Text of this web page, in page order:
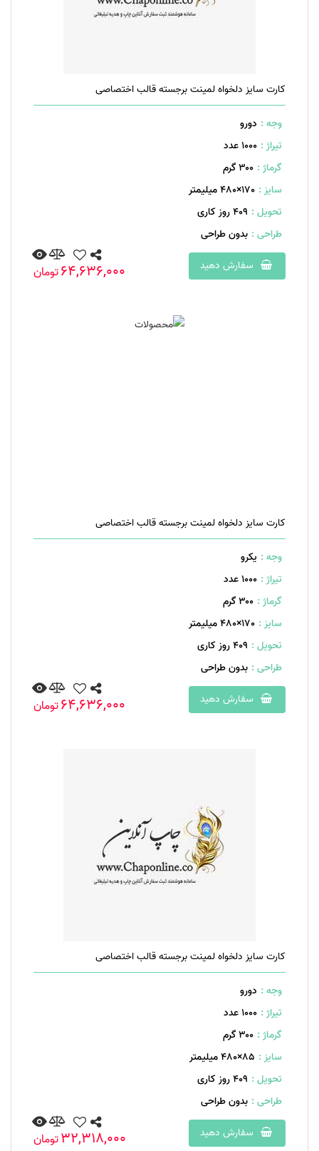
کارت سایز دلخواه لمینت برجسته قالب اختصاصی
وجه : دورو
تیراژ : 1000 عدد
گرماژ : ۳۰۰ گرم
سایز : 170×480 میلیمتر
تحویل : 409 روز کاری
طراحی : بدون طراحی
سفارش دهید
64,636,000تومان
کارت سایز دلخواه لمینت برجسته قالب اختصاصی
وجه : یکرو
تیراژ : 1000 عدد
گرماژ : ۳۰۰ گرم
سایز : 170×480 میلیمتر
تحویل : 409 روز کاری
طراحی : بدون طراحی
سفارش دهید
64,636,000تومان
کارت سایز دلخواه لمینت برجسته قالب اختصاصی
وجه : دورو
تیراژ : 1000 عدد
گرماژ : ۳۰۰ گرم
سایز : 85×480 میلیمتر
تحویل : 409 روز کاری
طراحی : بدون طراحی
سفارش دهید
32,318,000تومان